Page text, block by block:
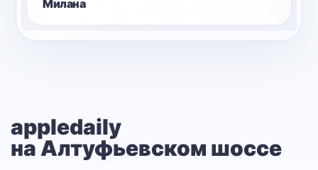
Милана
appledaily
на Алтуфьевском шоссе